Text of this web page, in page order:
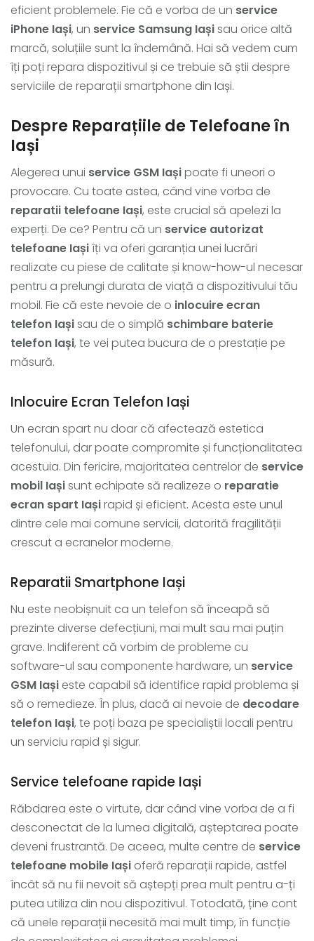
eficient problemele. Fie că e vorba de un service
iPhone Iași, un service Samsung Iașisau orice altă
marcă, soluțiile sunt la îndemână. Hai să vedem cum
îți poți repara dispozitivul și ce trebuie să știi despre
serviciile de reparații smartphone din Iași.
Despre Reparațiile de Telefoane în
Iași
Alegerea unui service GSM Iașipoate fi uneori o
provocare. Cu toate astea, când vine vorba de
reparatii telefoane Iași, este crucial să apelezi la
experți. De ce? Pentru că un service autorizat
telefoane Iașiîți va oferi garanția unei lucrări
realizate cu piese de calitate și know-how-ul necesar
pentru a prelungi durata de viață a dispozitivului tău
mobil. Fie că este nevoie de o inlocuire ecran
telefon Iașisau de o simplă schimbare baterie
telefon Iași, te vei putea bucura de o prestație pe
măsură.
Inlocuire Ecran Telefon Iași
Un ecran spart nu doar că afectează estetica
telefonului, dar poate compromite și funcționalitatea
acestuia. Din fericire, majoritatea centrelor de service
mobil Iașisunt echipate să realizeze o reparatie
ecran spart Iașirapid și eficient. Acesta este unul
dintre cele mai comune servicii, datorită fragilității
crescut a ecranelor moderne.
Reparatii Smartphone Iași
Nu este neobișnuit ca un telefon să înceapă să
prezinte diverse defecțiuni, mai mult sau mai puțin
grave. Indiferent că vorbim de probleme cu
software-ul sau componente hardware, un service
GSM Iași este capabil să identifice rapid problema și
să o remedieze. În plus, dacă ai nevoie de decodare
telefon Iași, te poți baza pe specialiștii locali pentru
un serviciu rapid și sigur.
Service telefoane rapide Iași
Răbdarea este o virtute, dar când vine vorba de a fi
desconectat de la lumea digitală, așteptarea poate
deveni frustrantă. De aceea, multe centre de service
telefoane mobile Iași oferă reparații rapide, astfel
încât să nu fii nevoit să aștepți prea mult pentru a-ți
putea utiliza din nou dispozitivul. Totodată, ține cont
că unele reparații necesită mai mult timp, în funcție